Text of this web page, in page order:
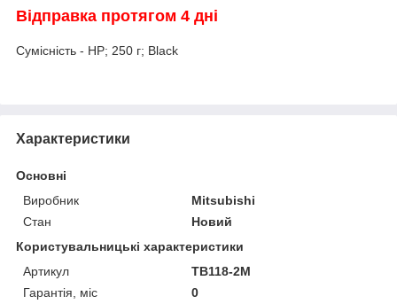
Відправка протягом 4 дні
Сумісність - HP; 250 г; Black
Характеристики
Основні
Виробник
Mitsubishi
Стан
Новий
Користувальницькі характеристики
Артикул
TB118-2M
Гарантія, міс
0